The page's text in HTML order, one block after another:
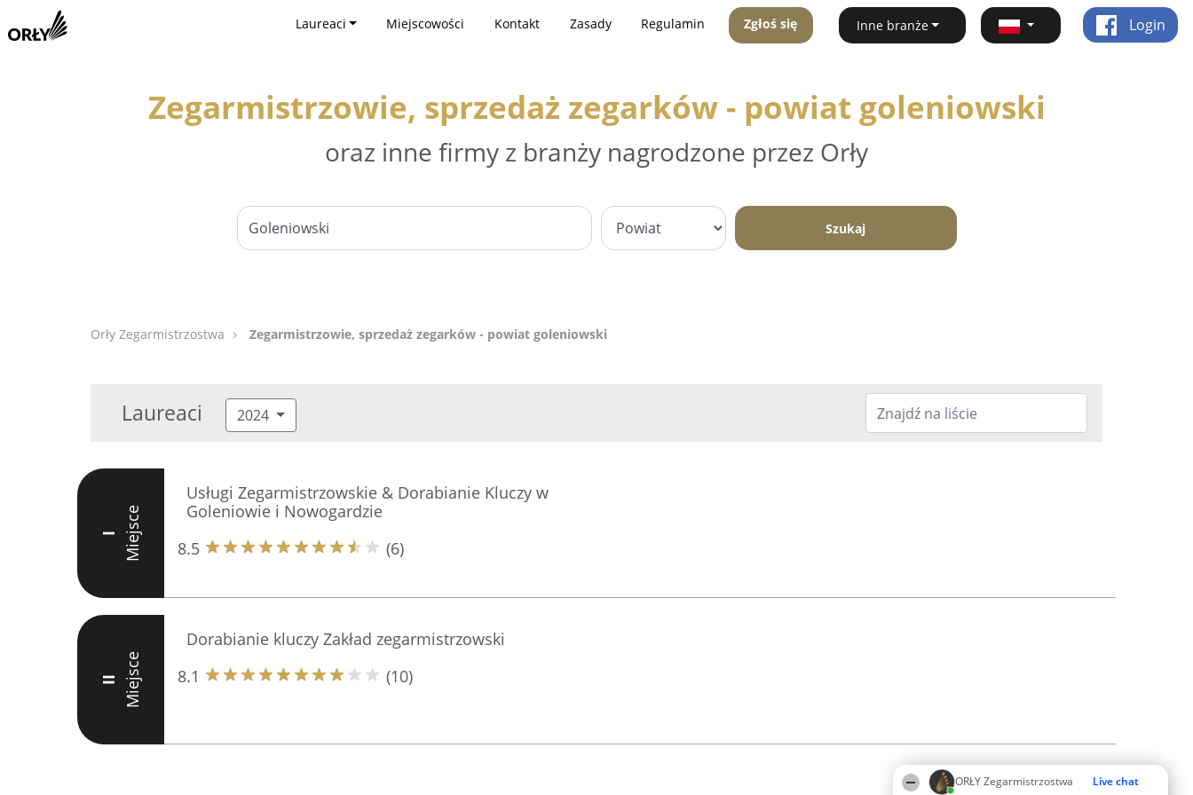
ORŁY Zegarmistrzostwa Live chat
Laureaci Miejscowości Kontakt Zasady Regulamin Zgłoś się Inne branże Login
Zegarmistrzowie, sprzedaż zegarków - powiat goleniowski
oraz inne firmy z branży nagrodzone przez Orły
Szukaj
Orły Zegarmistrzostwa Zegarmistrzowie, sprzedaż zegarków - powiat goleniowski
Laureaci 2024
I Miejsce
Usługi Zegarmistrzowskie & Dorabianie Kluczy w
Goleniowie i Nowogardzie
8.5
(6)
II Miejsce
Dorabianie kluczy Zakład zegarmistrzowski
8.1
(10)